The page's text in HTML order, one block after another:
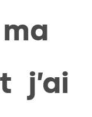
j’ai